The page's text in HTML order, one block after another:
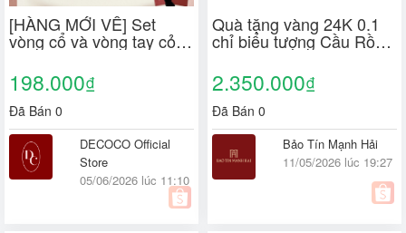
[HÀNG MỚI VỀ] Set
vòng cổ và vòng tay cỏ 4
lá xoay SPIN DECOCO
(kèm Túi giấy + Hộp +
Thiệp)
198.000₫
Đã Bán 0
DECOCO Official
Store
05/06/2026 lúc 11:10
Quà tặng vàng 24K 0.1
chỉ biểu tượng Cầu Rồng
- TP Đà Nẵng BST "Vàng
Son Đất Việt" Bảo Tín
Mạnh Hải
2.350.000₫
Đã Bán 0
Bảo Tín Mạnh Hải
11/05/2026 lúc 19:27